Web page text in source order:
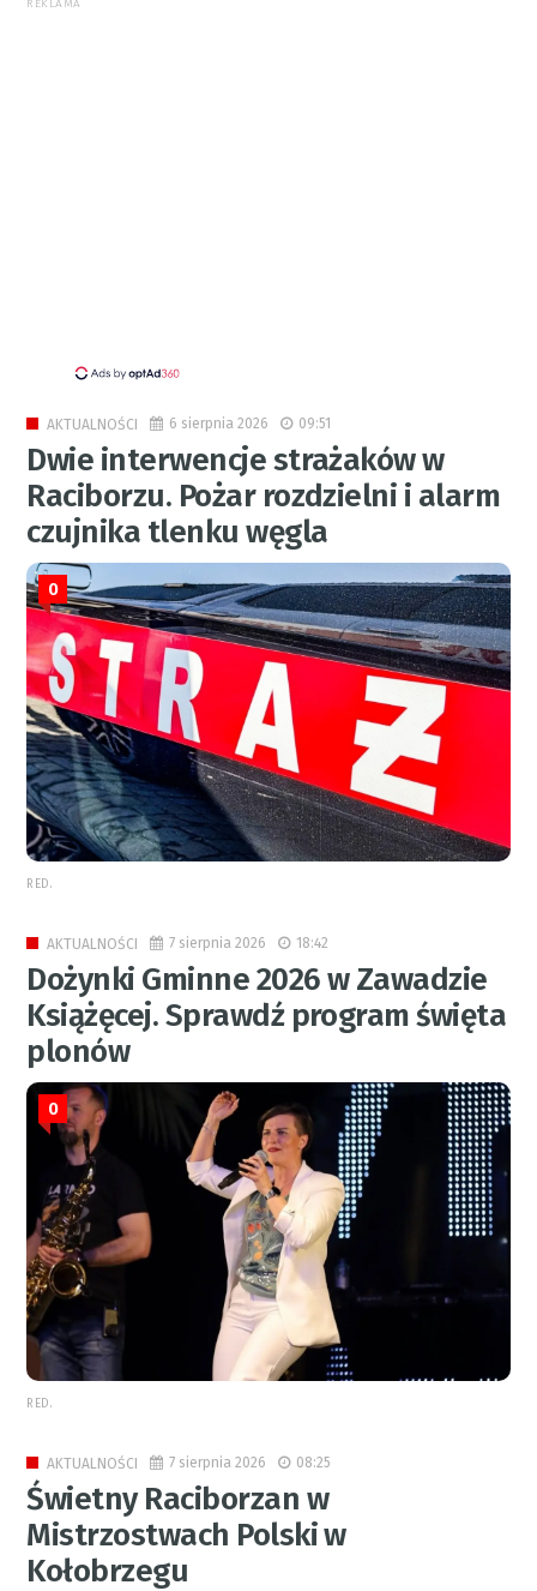
REKLAMA
AKTUALNOŚCI 6 sierpnia 2026 09:51
Dwie interwencje strażaków w
Raciborzu. Pożar rozdzielni i alarm
czujnika tlenku węgla
0
RED.
AKTUALNOŚCI 7 sierpnia 2026 18:42
Dożynki Gminne 2026 w Zawadzie
Książęcej. Sprawdź program święta
plonów
0
RED.
AKTUALNOŚCI 7 sierpnia 2026 08:25
Świetny Raciborzan w
Mistrzostwach Polski w
Kołobrzegu